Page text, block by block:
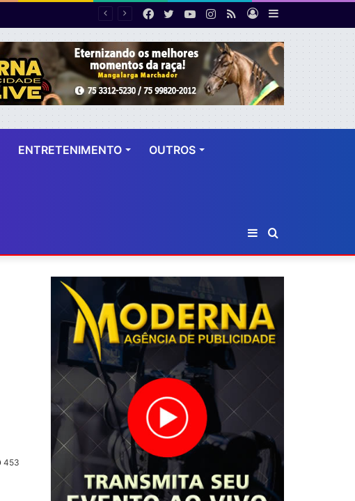
Barra
Lateral
Entrar
RSS
Instagram
YouTube
Twitter
Facebook
ENTRETENIMENTO OUTROS
por
Barra
Lateral
453